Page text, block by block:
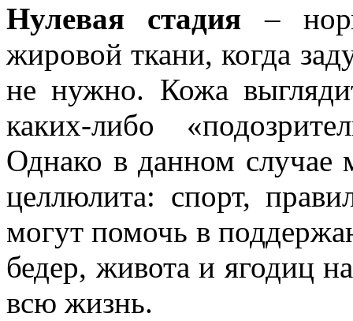
Нулевая стадия –
жировой ткани, когда
не нужно. Кожа
каких-либо
Однако в данном случае
целлюлита: спорт,
могут помочь в
бедер, живота и ягодиц
всю жизнь.